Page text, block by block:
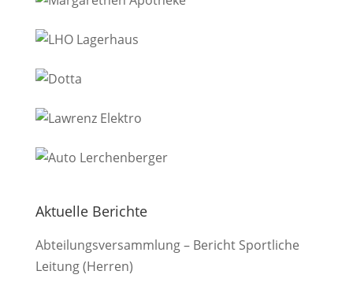
Aktuelle Berichte
Abteilungsversammlung – Bericht Sportliche
Leitung (Herren)